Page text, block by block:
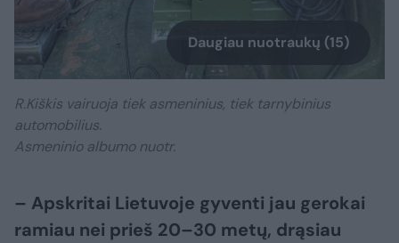
Daugiau nuotraukų (15)
R.Kiškis vairuoja tiek asmeninius, tiek tarnybinius
automobilius.
Asmeninio albumo nuotr.
– Apskritai Lietuvoje gyventi jau gerokai
ramiau nei prieš 20–30 metų, drąsiau